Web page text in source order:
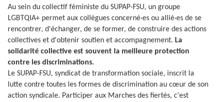
Au sein du collectif féministe du SUPAP-FSU, un groupe
LGBTQIA+ permet aux collègues concerné·es ou allié·es de se
rencontrer, d'échanger, de se former, de construire des actions
collectives et d'obtenir soutien et accompagnement. La
solidarité collective est souvent la meilleure protection
contre les discriminations.
Le SUPAP-FSU, syndicat de transformation sociale, inscrit la
lutte contre toutes les formes de discrimination au cœur de son
action syndicale. Participer aux Marches des fiertés, c'est